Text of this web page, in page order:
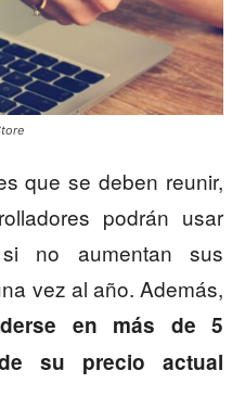
que se deben reunir,
podrán usar
no aumentan sus
vez al año. Además,
en más de 5
su precio actual